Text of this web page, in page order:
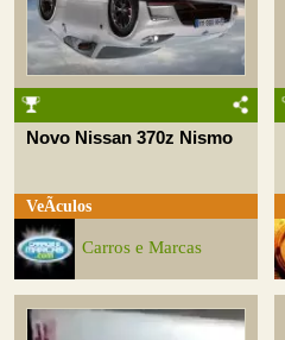
Novo Nissan 370z Nismo
VeÃ­culos
Carros e Marcas